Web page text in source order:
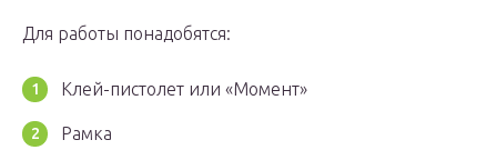
Для работы понадобятся:
Клей-пистолет или «Момент»
Рамка